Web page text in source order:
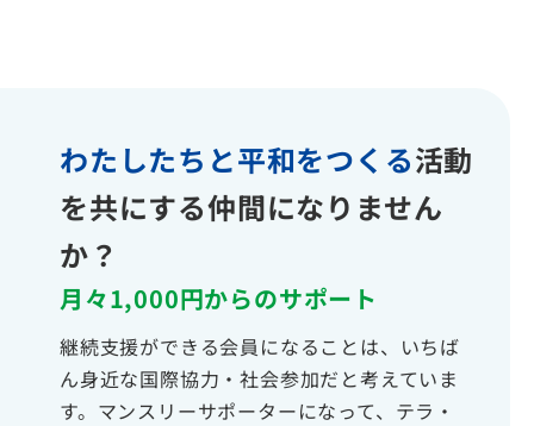
わたしたちと平和をつくる活動
を共にする仲間になりません
か？
月々1,000円からのサポート
継続支援ができる会員になることは、いちば
ん身近な国際協力・社会参加だと考えていま
す。マンスリーサポーターになって、テラ・